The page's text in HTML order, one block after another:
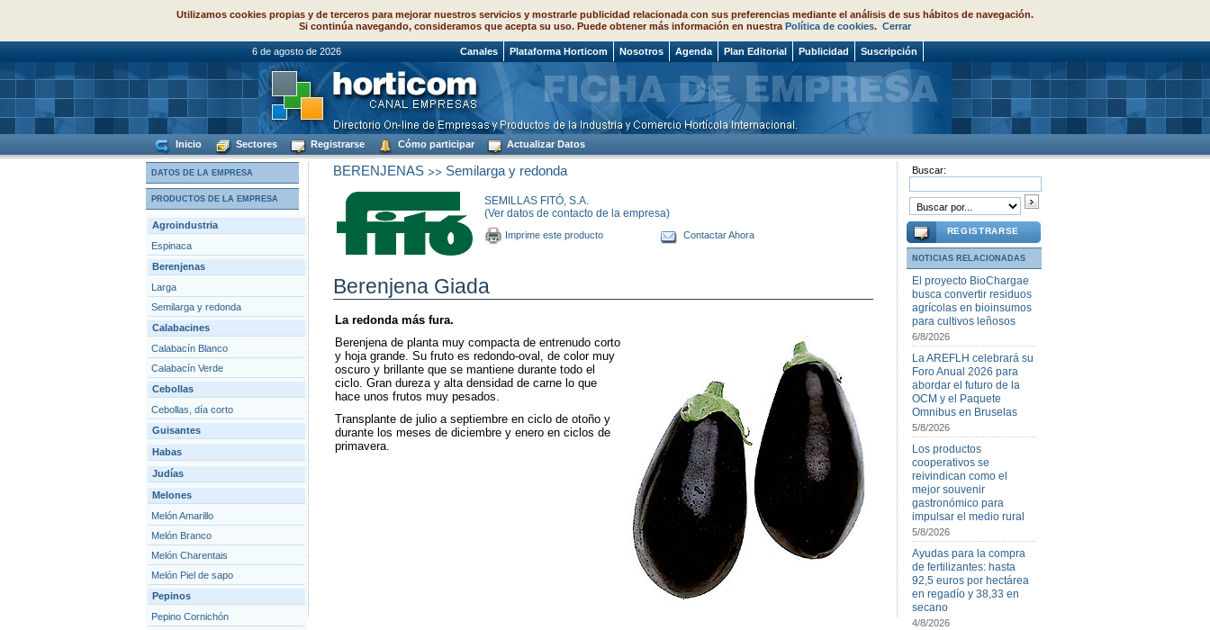
Utilizamos cookies propias y de terceros para mejorar nuestros servicios y mostrarle publicidad relacionada con sus preferencias mediante el análisis de sus hábitos de navegación.
Si continúa navegando, consideramos que acepta su uso. Puede obtener más información en nuestra Política de cookies. Cerrar
6 de agosto de 2026 Canales Plataforma Horticom Nosotros Agenda Plan Editorial Publicidad Suscripción
Inicio Sectores Registrarse Cómo participar Actualizar Datos
DATOS DE LA EMPRESA
PRODUCTOS DE LA EMPRESA
Agroindustria
Espinaca
Berenjenas
Larga
Semilarga y redonda
Calabacines
Calabacín Blanco
Calabacín Verde
Cebollas
Cebollas, día corto
Guisantes
Habas
Judías
Melones
Melón Amarillo
Melón Branco
Melón Charentais
Melón Piel de sapo
Pepinos
Pepino Cornichón
BERENJENAS>> Semilarga y redonda
SEMILLAS FITÓ, S.A.
(Ver datos de contacto de la empresa)
Imprime este producto Contactar Ahora
Berenjena Giada
La redonda más fura.
Berenjena de planta muy compacta de entrenudo corto
y hoja grande. Su fruto es redondo-oval, de color muy
oscuro y brillante que se mantiene durante todo el
ciclo. Gran dureza y alta densidad de carne lo que
hace unos frutos muy pesados.
Transplante de julio a septiembre en ciclo de otoño y
durante los meses de diciembre y enero en ciclos de
primavera.
Buscar:
REGISTRARSE
NOTICIAS RELACIONADAS
El proyecto BioChargae
busca convertir residuos
agrícolas en bioinsumos
para cultivos leñosos
6/8/2026
La AREFLH celebrará su
Foro Anual 2026 para
abordar el futuro de la
OCM y el Paquete
Omnibus en Bruselas
5/8/2026
Los productos
cooperativos se
reivindican como el
mejor souvenir
gastronómico para
impulsar el medio rural
5/8/2026
Ayudas para la compra
de fertilizantes: hasta
92,5 euros por hectárea
en regadío y 38,33 en
secano
4/8/2026